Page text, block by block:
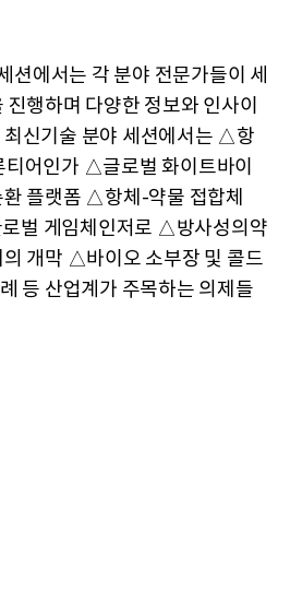
션에서는 각 분야 전문가들이 세
행하며 다양한 정보와 인사이
최신기술 분야 세션에서는 △항
어인가 △글로벌 화이트바이
플랫폼 △항체-약물 접합체
벌 게임체인저로 △방사성의약
의 개막 △바이오 소부장 및 콜드
등 산업계가 주목하는 의제들